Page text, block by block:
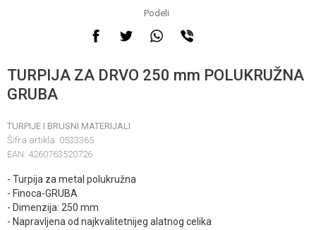
Podeli
TURPIJA ZA DRVO 250 mm POLUKRUŽNA
GRUBA
TURPIJE I BRUSNI MATERIJALI
Šifra artikla: 0533365
EAN: 4260763520726
- Turpija za metal polukružna
- Finoca-GRUBA
- Dimenzija: 250 mm
- Napravljena od najkvalitetnijeg alatnog celika